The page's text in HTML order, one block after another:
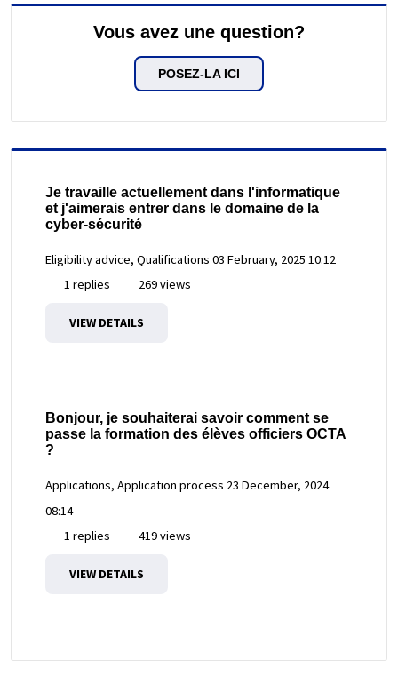
Vous avez une question?
POSEZ-LA ICI
Je travaille actuellement dans l'informatique
et j'aimerais entrer dans le domaine de la
cyber-sécurité
Eligibility advice, Qualifications 03 February, 2025 10:12
1 replies
269 views
VIEW DETAILS
Bonjour, je souhaiterai savoir comment se
passe la formation des élèves officiers OCTA
?
Applications, Application process 23 December, 2024
08:14
1 replies
419 views
VIEW DETAILS